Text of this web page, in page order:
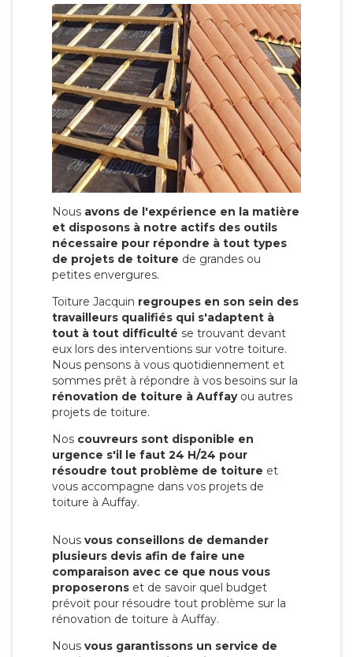
Nous avons de l'expérience en la matière
et disposons à notre actifs des outils
nécessaire pour répondre à tout types
de projets de toiture de grandes ou
petites envergures.
Toiture Jacquin regroupes en son sein des
travailleurs qualifiés qui s'adaptent à
tout à tout difficulté se trouvant devant
eux lors des interventions sur votre toiture.
Nous pensons à vous quotidiennement et
sommes prêt à répondre à vos besoins sur la
rénovation de toiture à Auffayou autres
projets de toiture.
Nos couvreurs sont disponible en
urgence s'il le faut 24 H/24 pour
résoudre tout problème de toiture et
vous accompagne dans vos projets de
toiture à Auffay.
Nous vous conseillons de demander
plusieurs devis afin de faire une
comparaison avec ce que nous vous
proposerons et de savoir quel budget
prévoit pour résoudre tout problème sur la
rénovation de toiture à Auffay.
Nous vous garantissons un service de